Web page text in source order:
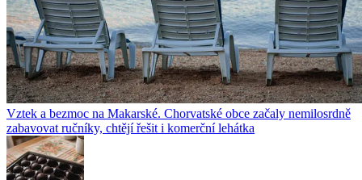
Vztek a bezmoc na Makarské. Chorvatské obce začaly nemilosrdně
zabavovat ručníky, chtějí řešit i komerční lehátka